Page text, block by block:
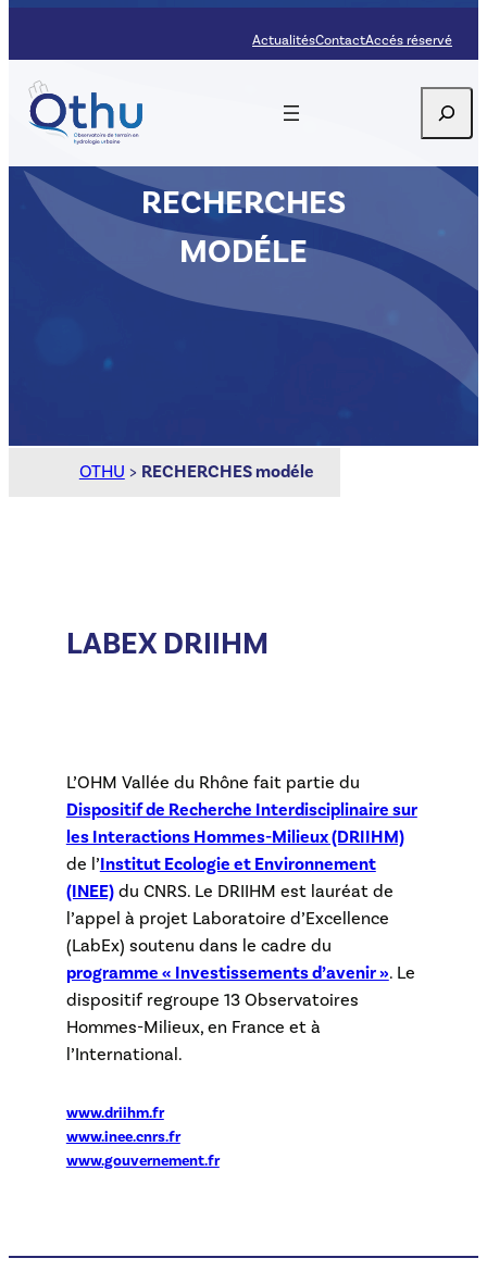
ActualitésContactAccés réservé
RECHERCHES
MODÉLE
OTHU > RECHERCHES modéle
LABEX DRIIHM
L’OHM Vallée du Rhône fait partie du
Dispositif de Recherche Interdisciplinaire sur
les Interactions Hommes-Milieux (DRIIHM)
de l’Institut Ecologie et Environnement
(INEE)du CNRS. Le DRIIHM est lauréat de
l’appel à projet Laboratoire d’Excellence
(LabEx) soutenu dans le cadre du
programme « Investissements d’avenir ». Le
dispositif regroupe 13 Observatoires
Hommes-Milieux, en France et à
l’International.
www.driihm.fr
www.inee.cnrs.fr
www.gouvernement.fr